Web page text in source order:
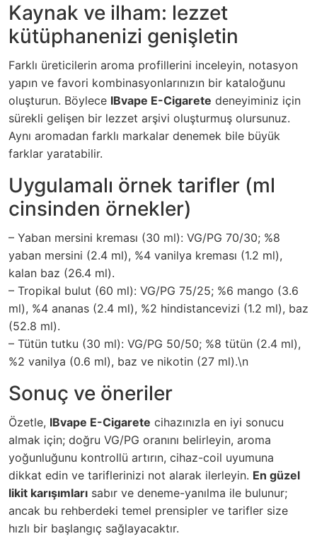
Kaynak ve ilham: lezzet
kütüphanenizi genişletin
Farklı üreticilerin aroma profillerini inceleyin, notasyon
yapın ve favori kombinasyonlarınızın bir kataloğunu
oluşturun. Böylece IBvape E-Cigarete deneyiminiz için
sürekli gelişen bir lezzet arşivi oluşturmuş olursunuz.
Aynı aromadan farklı markalar denemek bile büyük
farklar yaratabilir.
Uygulamalı örnek tarifler (ml
cinsinden örnekler)
– Yaban mersini kreması (30 ml): VG/PG 70/30; %8
yaban mersini (2.4 ml), %4 vanilya kreması (1.2 ml),
kalan baz (26.4 ml).
– Tropikal bulut (60 ml): VG/PG 75/25; %6 mango (3.6
ml), %4 ananas (2.4 ml), %2 hindistancevizi (1.2 ml), baz
(52.8 ml).
– Tütün tutku (30 ml): VG/PG 50/50; %8 tütün (2.4 ml),
%2 vanilya (0.6 ml), baz ve nikotin (27 ml).\n
Sonuç ve öneriler
Özetle, IBvape E-Cigarete cihazınızla en iyi sonucu
almak için; doğru VG/PG oranını belirleyin, aroma
yoğunluğunu kontrollü artırın, cihaz-coil uyumuna
dikkat edin ve tariflerinizi not alarak ilerleyin. En güzel
likit karışımları sabır ve deneme-yanılma ile bulunur;
ancak bu rehberdeki temel prensipler ve tarifler size
hızlı bir başlangıç sağlayacaktır.